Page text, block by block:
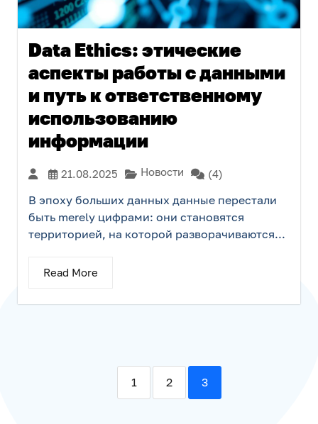
Data Ethics: этические
аспекты работы с данными
и путь к ответственному
использованию
информации
21.08.2025 Новости (4)
В эпоху больших данных данные перестали
быть merely цифрами: они становятся
территорией, на которой разворачиваются...
Read More
1 2 3